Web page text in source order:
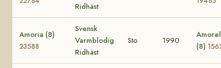
Ridhäst
Amoria (8)
23588
Svensk
Varmblodig
Ridhäst
Sto 1990
(8)